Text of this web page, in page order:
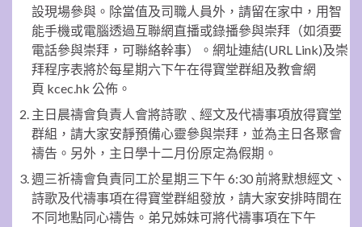
設現場參與。除當值及司職人員外，請留在家中，用智
能手機或電腦透過互聯網直播或錄播參與崇拜（如須要
電話參與崇拜，可聯絡幹事）。網址連結(URL Link)及崇
拜程序表將於每星期六下午在得寶堂群組及教會網
頁 kcec.hk 公佈。
主日晨禱會負責人會將詩歌﹑經文及代禱事項放得寶堂
群組，請大家安靜預備心靈參與崇拜，並為主日各聚會
禱告。另外，主日學十二月份原定為假期。
週三祈禱會負責同工於星期三下午 6:30 前將默想經文、
詩歌及代禱事項在得寶堂群組發放，請大家安排時間在
不同地點同心禱告。弟兄姊妹可將代禱事項在下午